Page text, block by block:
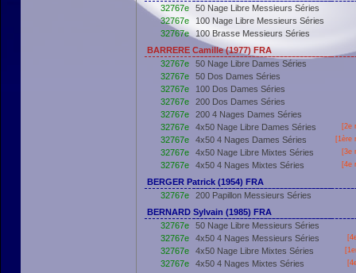
32767e
50 Nage Libre Messieurs Séries
32767e
100 Nage Libre Messieurs Séries
32767e
100 Brasse Messieurs Séries
BARRERE Camille (1977) FRA
32767e
50 Nage Libre Dames Séries
32767e
50 Dos Dames Séries
32767e
100 Dos Dames Séries
32767e
200 Dos Dames Séries
32767e
200 4 Nages Dames Séries
32767e
4x50 Nage Libre Dames Séries [2e
32767e 4x50 4 Nages Dames Séries [1ère
32767e 4x50 Nage Libre Mixtes Séries [3e
32767e 4x50 4 Nages Mixtes Séries [4e
BERGER Patrick (1954) FRA
32767e
200 Papillon Messieurs Séries
BERNARD Sylvain (1985) FRA
32767e
50 Nage Libre Messieurs Séries
32767e
4x50 4 Nages Messieurs Séries
32767e 4x50 Nage Libre Mixtes Séries [
32767e 4x50 4 Nages Mixtes Séries